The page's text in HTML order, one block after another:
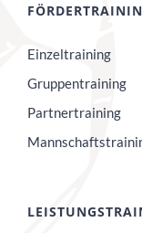
Einzeltraining
Gruppentraining
Partnertraining